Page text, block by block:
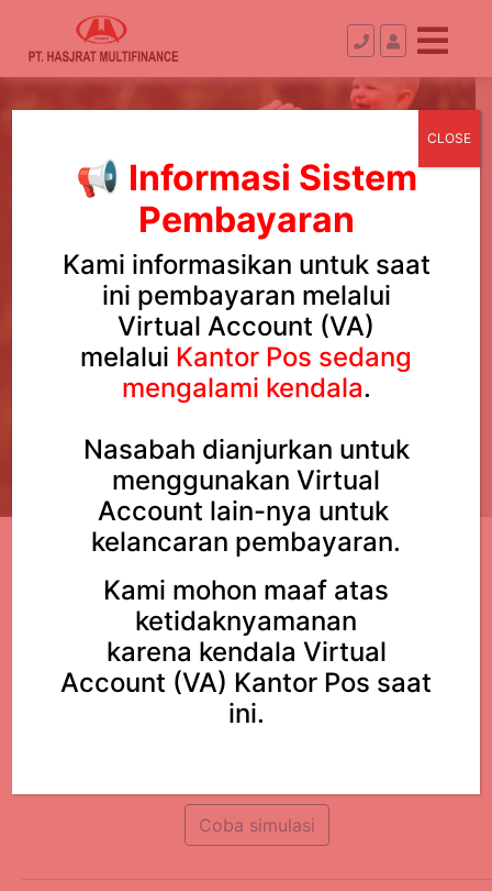
Simulasi Kredit
Coba simulasi
📢 Informasi Sistem
Pembayaran
Kami informasikan untuk saat
ini pembayaran melalui
Virtual Account (VA)
melalui Kantor Pos sedang
mengalami kendala.
Nasabah dianjurkan untuk
menggunakan Virtual
Account lain-nya untuk
kelancaran pembayaran.
Kami mohon maaf atas
ketidaknyamanan
karena kendala Virtual
Account (VA) Kantor Pos saat
ini.
CLOSE